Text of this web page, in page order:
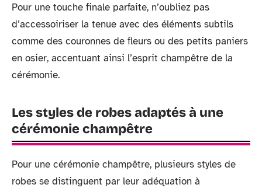
Pour une touche finale parfaite, n’oubliez pas
d’accessoiriser la tenue avec des éléments subtils
comme des couronnes de fleurs ou des petits paniers
en osier, accentuant ainsi l’esprit champêtre de la
cérémonie.
Les styles de robes adaptés à une
cérémonie champêtre
Pour une cérémonie champêtre, plusieurs styles de
robes se distinguent par leur adéquation à